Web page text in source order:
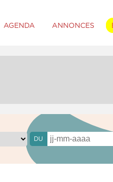
AGENDA ANNONCES
DU